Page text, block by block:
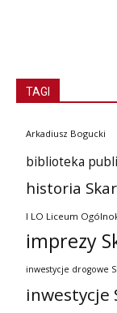
TAGI
Arkadiusz Bogucki
biblioteka
historia
I LO Liceum
imprezy
inwestycje drogowe
inwestycje